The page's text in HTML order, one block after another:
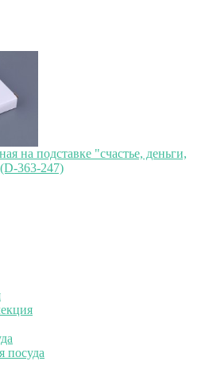
на подставке "счастье, деньги,
363-247)
посуда